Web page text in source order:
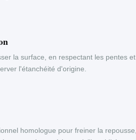
la surface, en respectant les pentes et
l'étanchéité d'origine.
homologue pour freiner la repousse,